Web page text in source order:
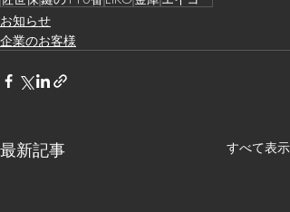
お知らせ
企業のお客様
最新記事 すべて表示